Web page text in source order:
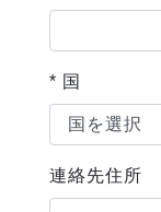
* 国
連絡先住所